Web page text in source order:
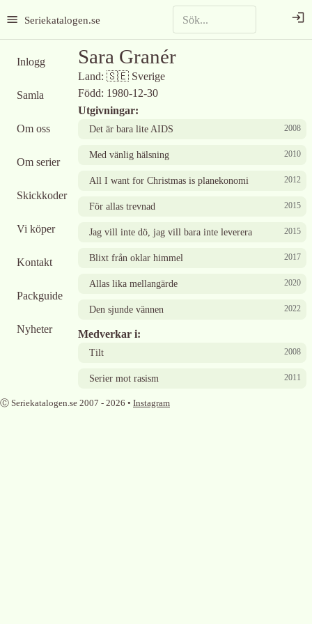
Seriekatalogen.se
Inlogg
Samla
Om oss
Om serier
Skickkoder
Vi köper
Kontakt
Packguide
Nyheter
Sara Granér
Land: 🇸🇪 Sverige
Född: 1980-12-30
Utgivningar:
Det är bara lite AIDS 2008
Med vänlig hälsning 2010
All I want for Christmas is planekonomi 2012
För allas trevnad 2015
Jag vill inte dö, jag vill bara inte leverera 2015
Blixt från oklar himmel 2017
Allas lika mellangärde 2020
Den sjunde vännen 2022
Medverkar i:
Tilt 2008
Serier mot rasism 2011
Ⓒ Seriekatalogen.se 2007 - 2026 • Instagram